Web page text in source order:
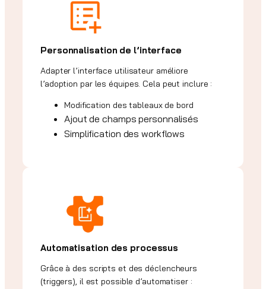
Personnalisation de l’interface
Adapter l’interface utilisateur améliore
l’adoption par les équipes. Cela peut inclure :
Modification des tableaux de bord
Ajout de champs personnalisés
Simplification des workflows
Automatisation des processus
Grâce à des scripts et des déclencheurs
(triggers), il est possible d’automatiser :